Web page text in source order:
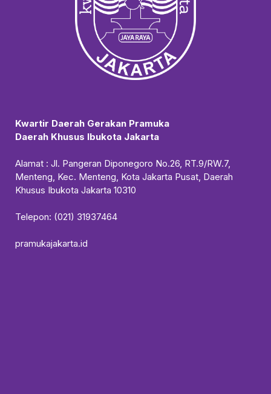
Kwartir Daerah Gerakan Pramuka
Daerah Khusus Ibukota Jakarta
Alamat : Jl. Pangeran Diponegoro No.26, RT.9/RW.7,
Menteng, Kec. Menteng, Kota Jakarta Pusat, Daerah
Khusus Ibukota Jakarta 10310
Telepon: (021) 31937464
pramukajakarta.id